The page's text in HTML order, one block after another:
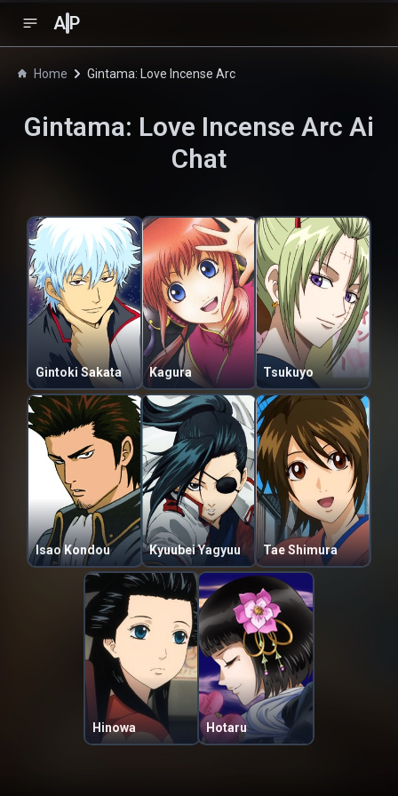
A P
Home Gintama: Love Incense Arc
Gintama: Love Incense Arc Ai
Chat
Gintoki Sakata Kagura Tsukuyo
Isao Kondou Kyuubei Yagyuu Tae Shimura
Hinowa Hotaru